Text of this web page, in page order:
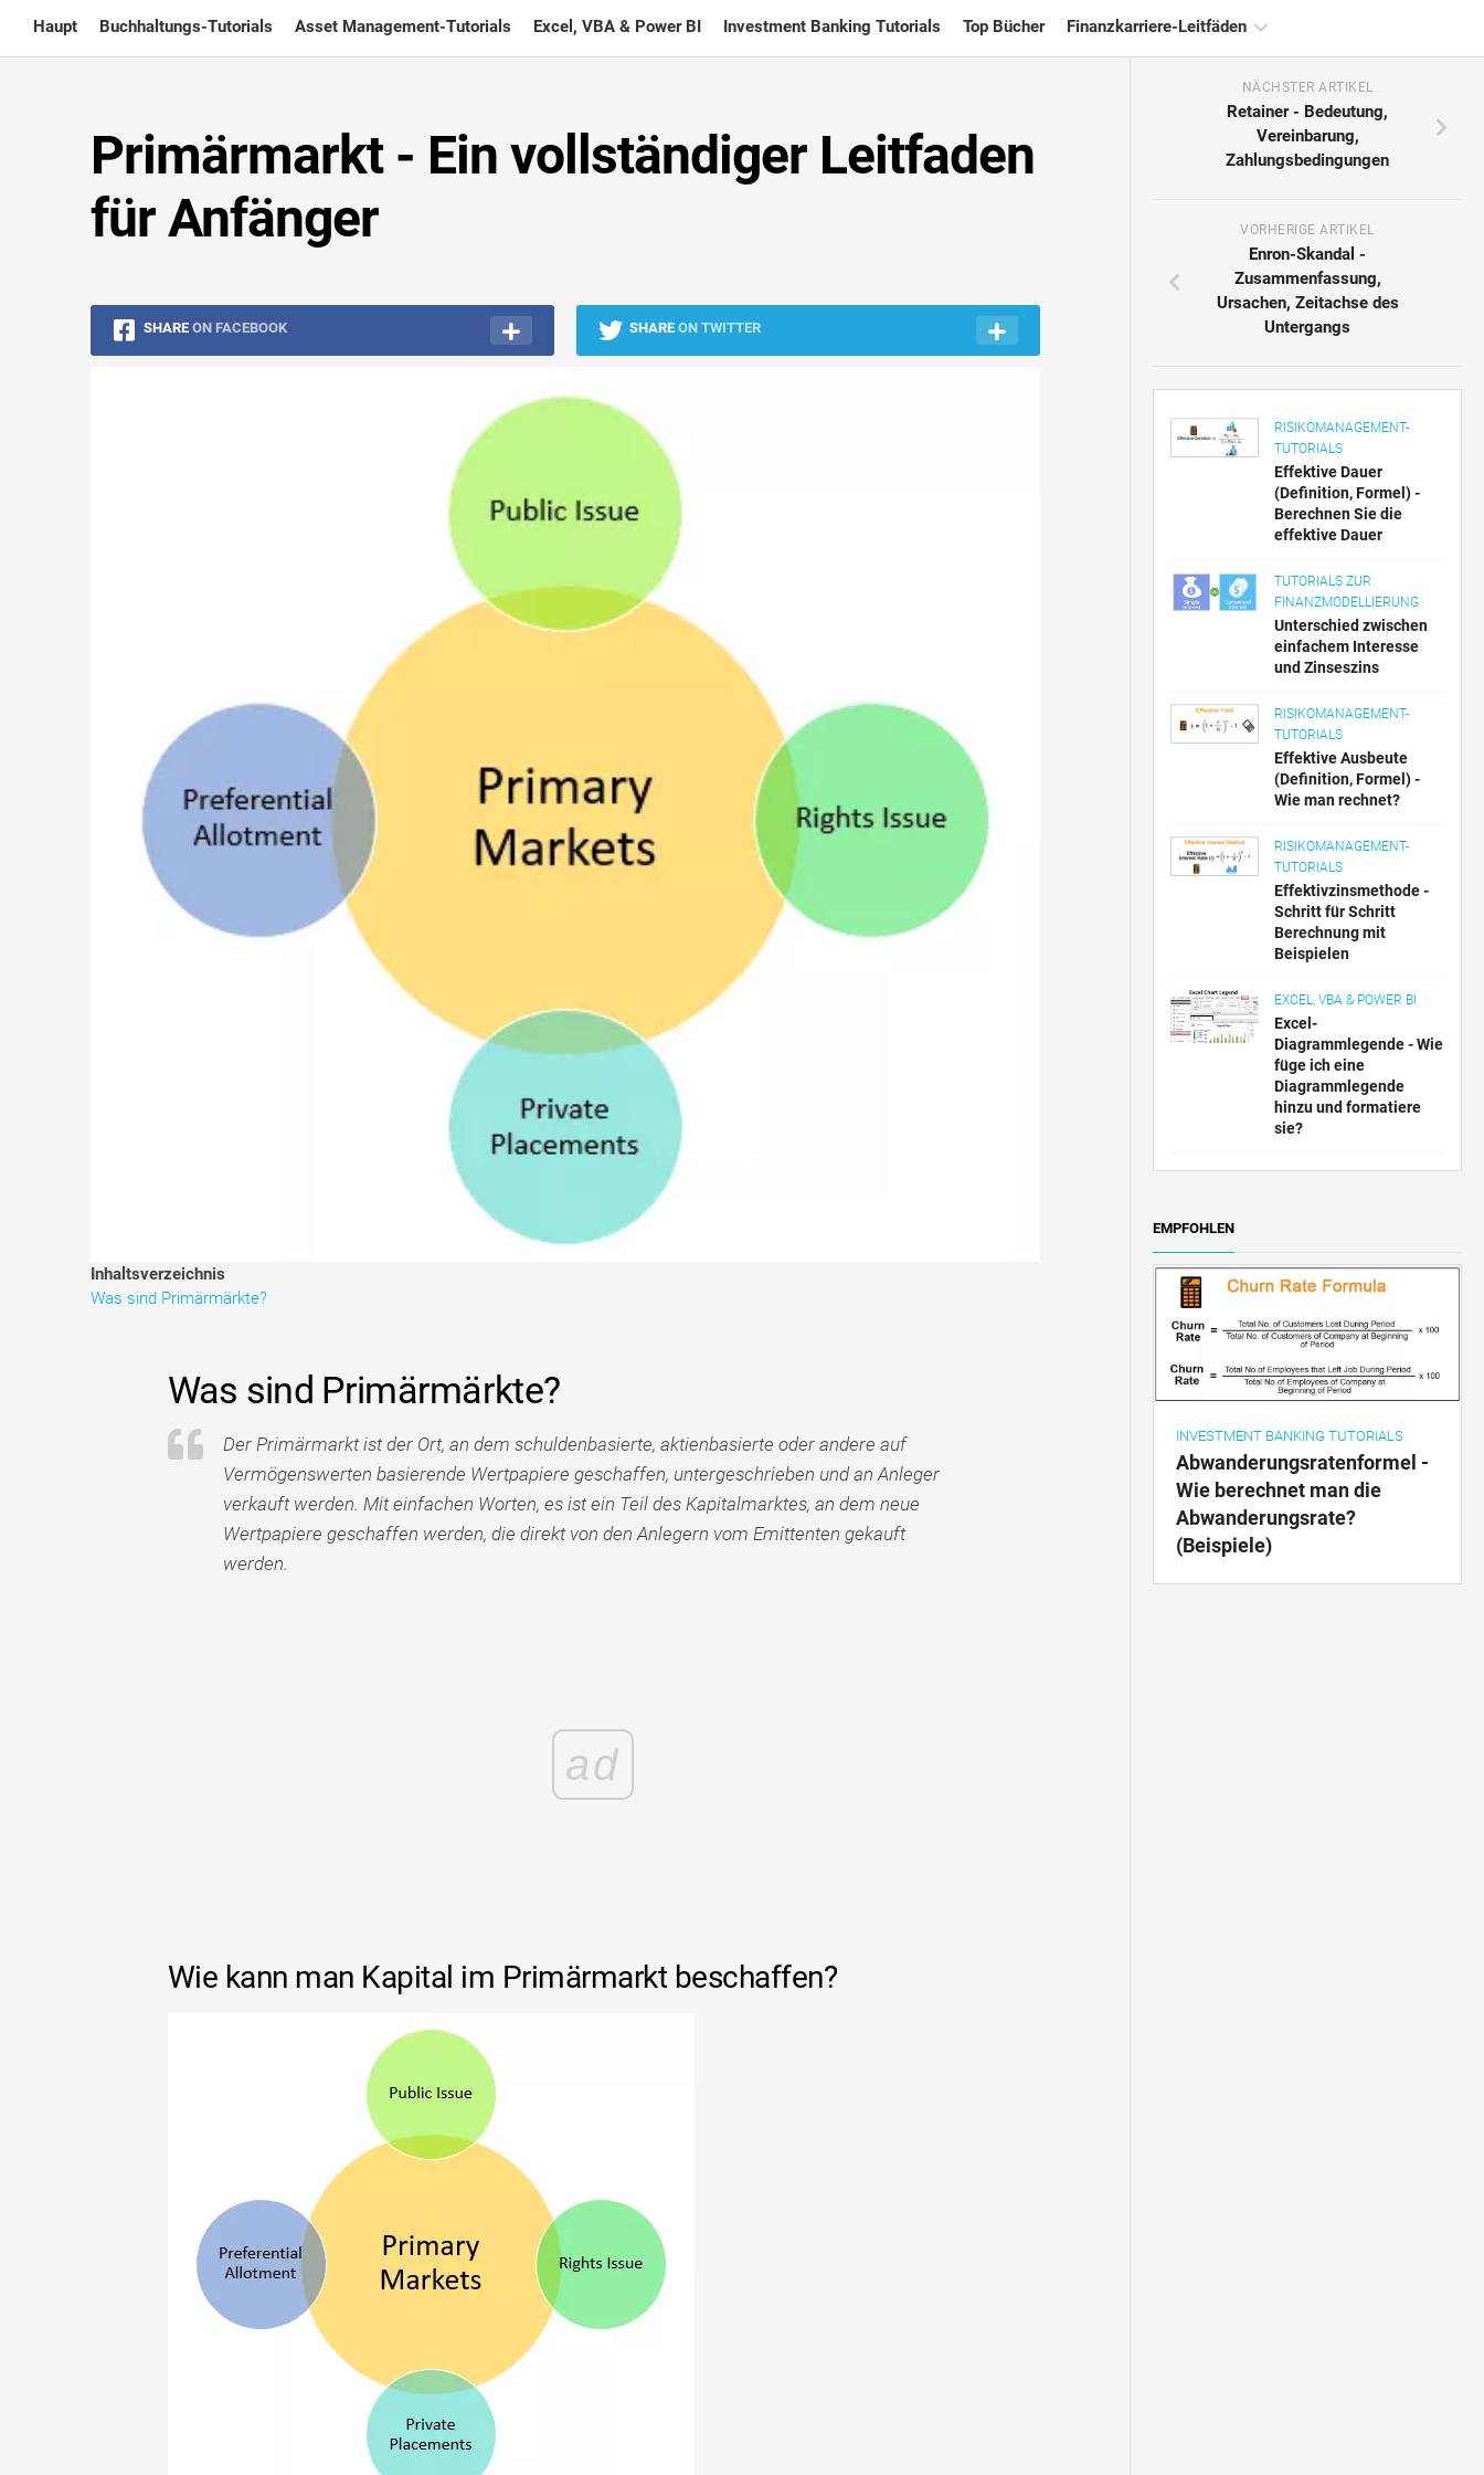
content
Haupt Buchhaltungs-Tutorials Asset Management-Tutorials Excel, VBA & Power BI Investment Banking Tutorials Top Bücher Finanzkarriere-Leitfäden
Finanzzertifizierung
Primärmarkt - Ein vollständiger Leitfaden
für Anfänger
SHARE ON FACEBOOK SHARE ON TWITTER
Inhaltsverzeichnis
Was sind Primärmärkte?
Was sind Primärmärkte?
Der Primärmarkt ist der Ort, an dem schuldenbasierte, aktienbasierte oder andere auf
Vermögenswerten basierende Wertpapiere geschaffen, untergeschrieben und an Anleger
verkauft werden. Mit einfachen Worten, es ist ein Teil des Kapitalmarktes, an dem neue
Wertpapiere geschaffen werden, die direkt von den Anlegern vom Emittenten gekauft
werden.
ad
Wie kann man Kapital im Primärmarkt beschaffen?
NÄCHSTER ARTIKEL
Retainer - Bedeutung,
Vereinbarung,
Zahlungsbedingungen
VORHERIGE ARTIKEL
Enron-Skandal -
Zusammenfassung,
Ursachen, Zeitachse des
Untergangs
RISIKOMANAGEMENT-
TUTORIALS
Effektive Dauer
(Definition, Formel) -
Berechnen Sie die
effektive Dauer
TUTORIALS ZUR
FINANZMODELLIERUNG
Unterschied zwischen
einfachem Interesse
und Zinseszins
RISIKOMANAGEMENT-
TUTORIALS
Effektive Ausbeute
(Definition, Formel) -
Wie man rechnet?
RISIKOMANAGEMENT-
TUTORIALS
Effektivzinsmethode -
Schritt für Schritt
Berechnung mit
Beispielen
EXCEL, VBA & POWER BI
Excel-
Diagrammlegende - Wie
füge ich eine
Diagrammlegende
hinzu und formatiere
sie?
EMPFOHLEN
INVESTMENT BANKING TUTORIALS
Abwanderungsratenformel -
Wie berechnet man die
Abwanderungsrate?
(Beispiele)